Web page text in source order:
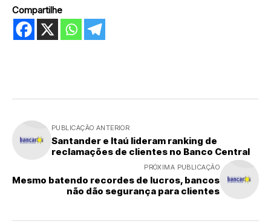
Compartilhe
PUBLICAÇÃO ANTERIOR
Santander e Itaú lideram ranking de
reclamações de clientes no Banco Central
PRÓXIMA PUBLICAÇÃO
Mesmo batendo recordes de lucros, bancos
não dão segurança para clientes